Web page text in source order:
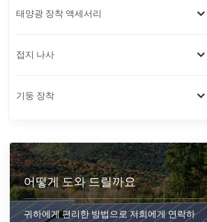
태양광 장착 액세서리
접지 나사
기둥 장착
어떻게 도와 드릴까요
귀하에게 편리한 방법으로 저희에게 연락하